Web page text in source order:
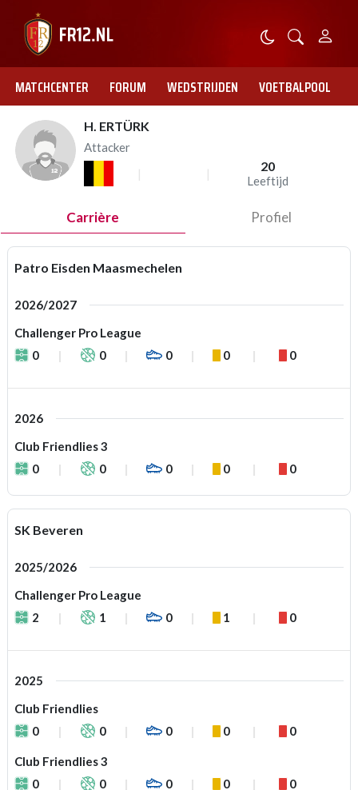
MATCHCENTER FORUM WEDSTRIJDEN VOETBALPOOL
H. ERTÜRK
Attacker
20
Leeftijd
Carrière Profiel
Patro Eisden Maasmechelen
2026/2027
Challenger Pro League
0
0 0 0 0
2026
Club Friendlies 3
0
0 0 0 0
SK Beveren
2025/2026
Challenger Pro League
2
1 0 1 0
2025
Club Friendlies
0
0 0 0 0
Club Friendlies 3
0
0 0 0 0